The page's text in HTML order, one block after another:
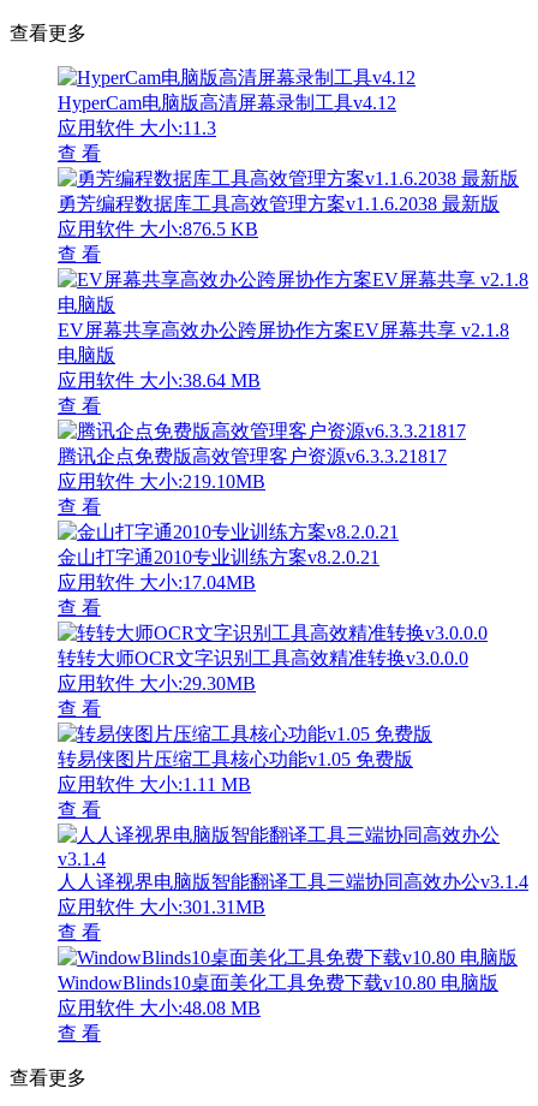
查看更多
HyperCam电脑版高清屏幕录制工具v4.12
应用软件 大小:11.3
查 看
勇芳编程数据库工具高效管理方案v1.1.6.2038 最新版
应用软件 大小:876.5 KB
查 看
EV屏幕共享高效办公跨屏协作方案EV屏幕共享 v2.1.8
电脑版
应用软件 大小:38.64 MB
查 看
腾讯企点免费版高效管理客户资源v6.3.3.21817
应用软件 大小:219.10MB
查 看
金山打字通2010专业训练方案v8.2.0.21
应用软件 大小:17.04MB
查 看
转转大师OCR文字识别工具高效精准转换v3.0.0.0
应用软件 大小:29.30MB
查 看
转易侠图片压缩工具核心功能v1.05 免费版
应用软件 大小:1.11 MB
查 看
人人译视界电脑版智能翻译工具三端协同高效办公v3.1.4
应用软件 大小:301.31MB
查 看
WindowBlinds10桌面美化工具免费下载v10.80 电脑版
应用软件 大小:48.08 MB
查 看
查看更多